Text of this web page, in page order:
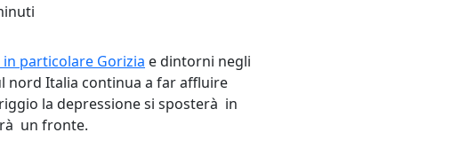
particolare Gorizia e dintorni negli
nord Italia continua a far affluire
la depressione si sposterà in
un fronte.